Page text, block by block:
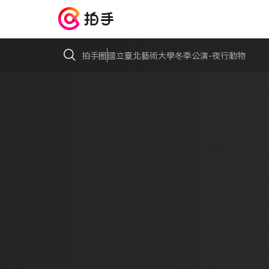
拍手圈國立臺北藝術大學冬季公演-夜行動物